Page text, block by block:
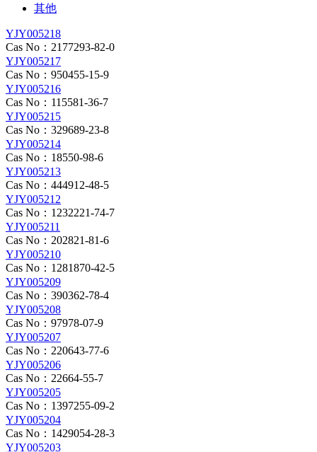
其他
YJY005218
Cas No：2177293-82-0
YJY005217
Cas No：950455-15-9
YJY005216
Cas No：115581-36-7
YJY005215
Cas No：329689-23-8
YJY005214
Cas No：18550-98-6
YJY005213
Cas No：444912-48-5
YJY005212
Cas No：1232221-74-7
YJY005211
Cas No：202821-81-6
YJY005210
Cas No：1281870-42-5
YJY005209
Cas No：390362-78-4
YJY005208
Cas No：97978-07-9
YJY005207
Cas No：220643-77-6
YJY005206
Cas No：22664-55-7
YJY005205
Cas No：1397255-09-2
YJY005204
Cas No：1429054-28-3
YJY005203